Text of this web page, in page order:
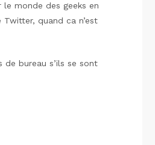
monde des geeks en
quand ca n’est
de bureau s’ils se sont